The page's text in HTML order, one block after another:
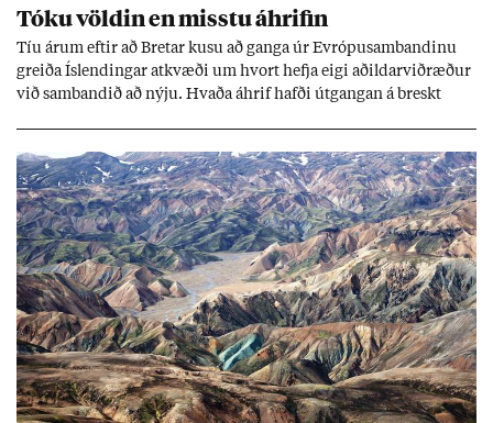
Tóku völd­in en misstu áhrif­in
Tíu ár­um eft­ir að Bret­ar kusu að ganga úr Evr­ópu­sam­band­inu
greiða Ís­lend­ing­ar at­kvæði um hvort hefja eigi að­ild­ar­við­ræð­ur
við sam­band­ið að nýju. Hvaða áhrif hafði út­gang­an á breskt